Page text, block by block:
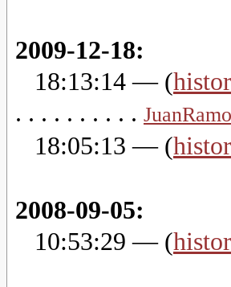
2009-12-18:
18:13:14 — (
. . . . . . . . . .
18:05:13 — (
2008-09-05:
10:53:29 — (